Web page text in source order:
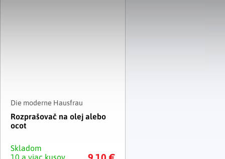
Die moderne Hausfrau
Rozprašovač na olej alebo
ocot
Skladom
10 a viac kusov